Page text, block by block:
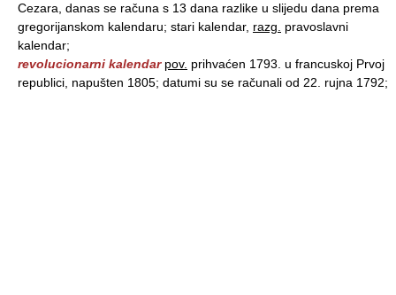
Cezara, danas se računa s 13 dana razlike u slijedu dana prema
gregorijanskom kalendaru; stari kalendar, razg.
pravoslavni
kalendar;
revolucionarni kalendar pov. prihvaćen 1793. u francuskoj Prvoj
republici, napušten 1805; datumi su se računali od 22. rujna 1792;